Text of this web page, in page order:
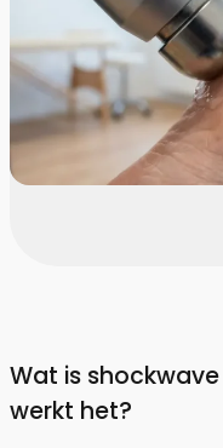
Wat is
werkt het?